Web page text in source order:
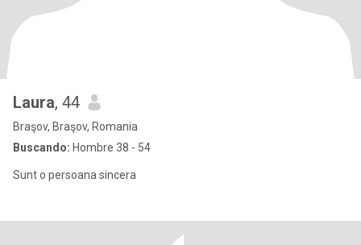
Laura, 44
Braşov, Braşov, Romania
Buscando: Hombre 38 - 54
Sunt o persoana sincera